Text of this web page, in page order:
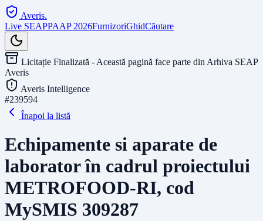
Averis.
Live SEAPPAAP 2026FurnizoriGhidCăutare
Licitație Finalizată - Această pagină face parte din Arhiva SEAP
Averis
Averis Intelligence
#239594
Înapoi la listă
Echipamente si aparate de
laborator în cadrul proiectului
METROFOOD-RI, cod
MySMIS 309287